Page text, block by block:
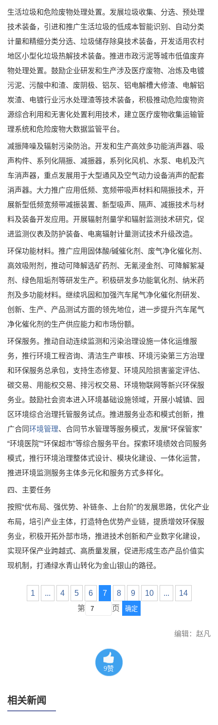
生活垃圾和危险废物处理处置。发展垃圾收集、分选、预处理
技术装备，引进和推广生活垃圾的低成本智能识别、自动分类
计量和精细分类分选、垃圾储存除臭技术装备，开发适用农村
地区小型化垃圾热解技术装备。推进市政污泥等城市低值废弃
物处理处置。鼓励企业研发和生产涉及医疗废物、冶炼及电镀
污泥、污酸中和渣、废阴极、铝灰、铝电解槽大修渣、电解铝
炭渣、电镀行业污水处理渣等技术装备，积极推动危险废物资
源综合利用和无害化处置利用技术，建立医疗废物收集运输管
理系统和危险废物大数据监管平台。
减振降噪及辐射污染防治。开发和生产高效多功能消声器、吸
声构件、系列化隔振、减振器，系列化风机、水泵、电机及汽
车消声器，重点发展用于大型通风及空气动力设备消声的配套
消声器。大力推广应用低频、宽频带吸声材料和隔振技术，开
展新型低频宽频带减振装置、新型吸声、隔声、减振技术与材
料及装备开发应用。开展辐射剂量学和辐射监测技术研究，促
进监测仪表及防护装备、电离辐射计量测试技术升级改造。
环保功能材料。推广应用固体酸/碱催化剂、废气净化催化剂、
高效吸附剂，推动可降解选矿药剂、无氰浸金剂、可降解絮凝
剂、绿色阻垢剂等研发生产。积极研发多功能氧化剂、纳米药
剂及多功能材料。继续巩固和加强汽车尾气净化催化剂研发、
创新、生产、产品测试方面的领先地位，进一步提升汽车尾气
净化催化剂的生产供应能力和市场份额。
环保服务。推动自动连续监测和污染治理设施一体化运维服
务，推行环境工程咨询、清洁生产审核、环境污染第三方治理
和环保服务总承包，支持生态修复、环境风险损害鉴定评估、
碳交易、用能权交易、排污权交易、环境物联网等新兴环保服
务业。鼓励社会资本进入环境基础设施领域，开展小城镇、园
区环境综合治理托管服务试点。推进服务业态和模式创新，推
广合同环境管理、合同节水管理等服务模式，发展“环保管家”
“环境医院”“环保超市”等综合服务平台。探索环境绩效合同服务
模式，推行环境治理整体式设计、模块化建设、一体化运营，
推进环境监测服务主体多元化和服务方式多样化。
四、主要任务
按照“优布局、强优势、补链条、上台阶”的发展思路，优化产业
布局，培引产业主体，打造特色优势产业链，提质增效环保服
务业，积极开拓外部市场，推进技术创新和产业数字化建设，
实现环保产业跨越式、高质量发展，促进形成生态产品价值实
现机制，打通绿水青山转化为金山银山的路径。
1 ... 4 5 6 7 8 9 10 ...
14
第
页 确定
编辑：赵凡
9赞
相关新闻